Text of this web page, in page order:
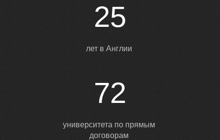
25
лет в Англии
72
университета по прямым
договорам